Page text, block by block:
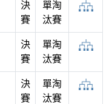
決
賽
單淘
汰賽
決
賽
單淘
汰賽
決
賽
單淘
汰賽